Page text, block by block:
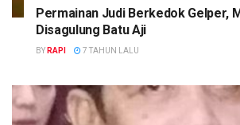
Permainan Judi Berkedok Gelper,
Disagulung Batu Aji
BY RAPI 7 TAHUN LALU